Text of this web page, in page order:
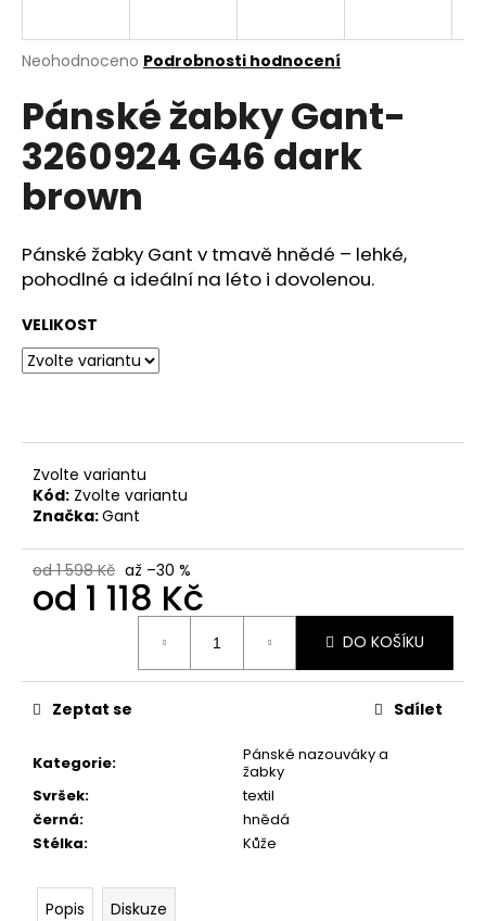
Průměrné
produktu
je
0,0
z
5
hvězdiček.
Neohodnoceno Podrobnosti hodnocení
Pánské žabky Gant-
3260924 G46 dark
brown
Pánské žabky Gant v tmavě hnědé – lehké,
pohodlné a ideální na léto i dovolenou.
VELIKOST
Zvolte variantu
Kód: Zvolte variantu
Značka:Gant
od 1 598 Kč až –30 %
od 1 118 Kč
DO KOŠÍKU
Kategorie:
Pánské nazouváky a
žabky
Svršek:
textil
černá:
hnědá
Stélka: Kůže
Zeptat se Sdílet
Popis Diskuze
j
t
?
HLEDAT
D
o
r
u
č
u
e
m
e
PETER
BEIGE
690
Kč